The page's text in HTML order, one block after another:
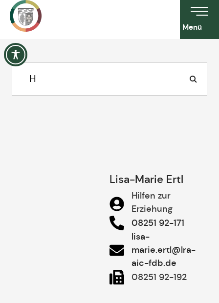
Menü
Lisa-Marie Ertl
Hilfen zur
Erziehung
08251 92-171
lisa-
marie.ertl@lra-
aic-fdb.de
08251 92-192